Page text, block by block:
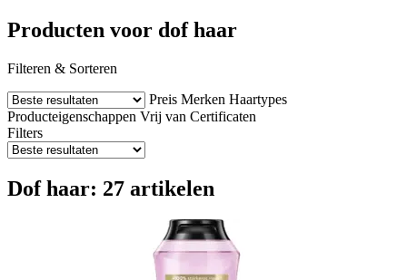
Producten voor dof haar
Filteren & Sorteren
Preis Merken Haartypes
Producteigenschappen Vrij van Certificaten
Filters
Dof haar: 27 artikelen